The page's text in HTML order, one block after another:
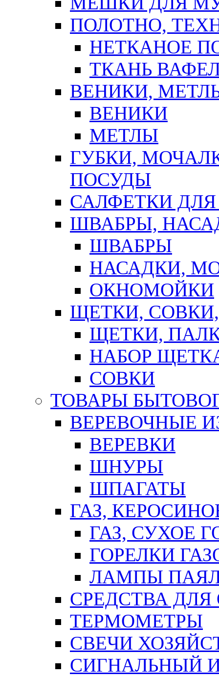
ПОЛОТНО,
НЕТКАНОЕ
ТКАНЬ
ВЕНИКИ,
ВЕНИКИ
МЕТЛЫ
ГУБКИ,
ПОСУДЫ
САЛФЕТКИ
ШВАБРЫ,
ШВАБРЫ
НАСАДКИ,
ОКНОМОЙКИ
ЩЕТКИ,
ЩЕТКИ,
НАБОР
СОВКИ
ТОВАРЫ
ВЕРЕВОЧНЫЕ
ВЕРЕВКИ
ШНУРЫ
ШПАГАТЫ
ГАЗ,
ГАЗ, СУХОЕ
ГОРЕЛКИ
ЛАМПЫ
СРЕДСТВА
ТЕРМОМЕТРЫ
СВЕЧИ
СИГНАЛЬНЫЙ